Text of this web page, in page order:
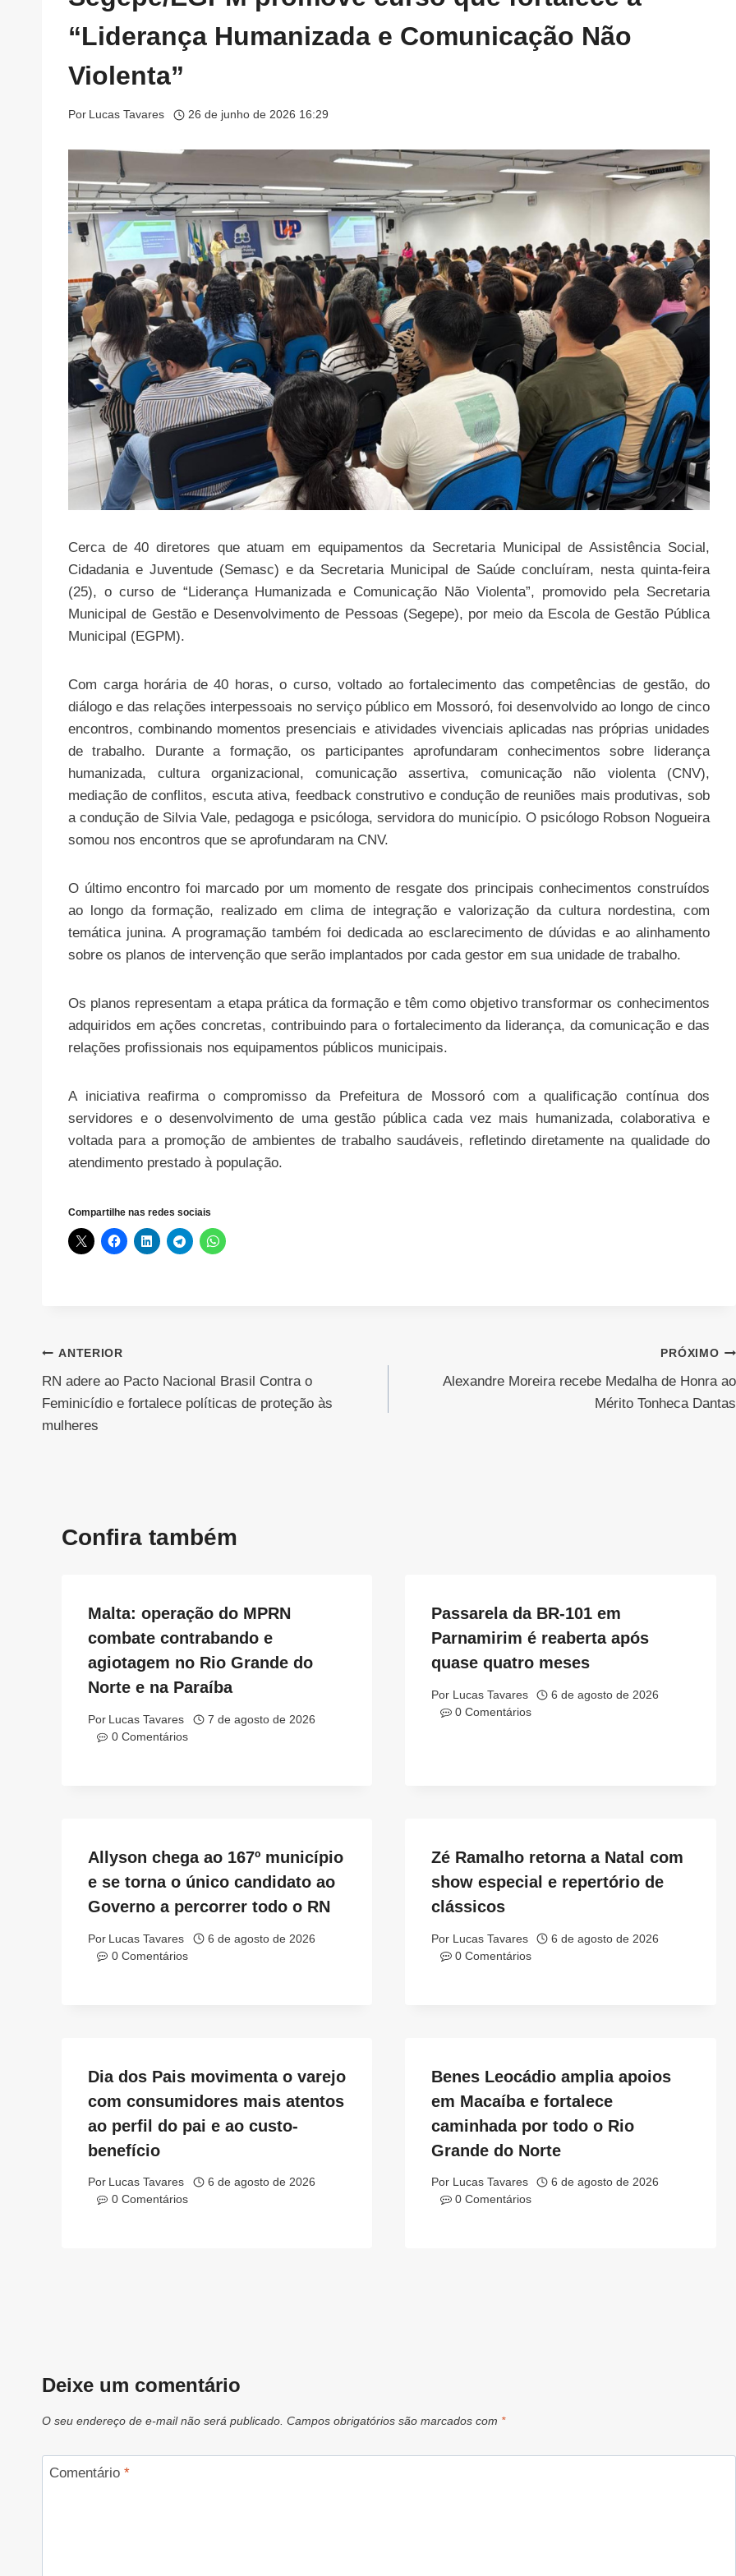
“Liderança Humanizada e Comunicação Não
Violenta”
Por Lucas Tavares 26 de junho de 2026 16:29
Cerca de 40 diretores que atuam em equipamentos da Secretaria Municipal de Assistência Social,
Cidadania e Juventude (Semasc) e da Secretaria Municipal de Saúde concluíram, nesta quinta-feira
(25), o curso de “Liderança Humanizada e Comunicação Não Violenta”, promovido pela Secretaria
Municipal de Gestão e Desenvolvimento de Pessoas (Segepe), por meio da Escola de Gestão Pública
Municipal (EGPM).
Com carga horária de 40 horas, o curso, voltado ao fortalecimento das competências de gestão, do
diálogo e das relações interpessoais no serviço público em Mossoró, foi desenvolvido ao longo de cinco
encontros, combinando momentos presenciais e atividades vivenciais aplicadas nas próprias unidades
de trabalho. Durante a formação, os participantes aprofundaram conhecimentos sobre liderança
humanizada, cultura organizacional, comunicação assertiva, comunicação não violenta (CNV),
mediação de conflitos, escuta ativa, feedback construtivo e condução de reuniões mais produtivas, sob
a condução de Silvia Vale, pedagoga e psicóloga, servidora do município. O psicólogo Robson Nogueira
somou nos encontros que se aprofundaram na CNV.
O último encontro foi marcado por um momento de resgate dos principais conhecimentos construídos
ao longo da formação, realizado em clima de integração e valorização da cultura nordestina, com
temática junina. A programação também foi dedicada ao esclarecimento de dúvidas e ao alinhamento
sobre os planos de intervenção que serão implantados por cada gestor em sua unidade de trabalho.
Os planos representam a etapa prática da formação e têm como objetivo transformar os conhecimentos
adquiridos em ações concretas, contribuindo para o fortalecimento da liderança, da comunicação e das
relações profissionais nos equipamentos públicos municipais.
A iniciativa reafirma o compromisso da Prefeitura de Mossoró com a qualificação contínua dos
servidores e o desenvolvimento de uma gestão pública cada vez mais humanizada, colaborativa e
voltada para a promoção de ambientes de trabalho saudáveis, refletindo diretamente na qualidade do
atendimento prestado à população.
Compartilhe nas redes sociais
Navegação
de
Post
ANTERIOR
RN adere ao Pacto Nacional Brasil Contra o
Feminicídio e fortalece políticas de proteção às
mulheres
PRÓXIMO
Alexandre Moreira recebe Medalha de Honra ao
Mérito Tonheca Dantas
Confira também
Malta: operação do MPRN
combate contrabando e
agiotagem no Rio Grande do
Norte e na Paraíba
Por Lucas Tavares
7 de agosto de 2026
0 Comentários
Passarela da BR-101 em
Parnamirim é reaberta após
quase quatro meses
Por Lucas Tavares
6 de agosto de 2026
0 Comentários
Allyson chega ao 167º município
e se torna o único candidato ao
Governo a percorrer todo o RN
Por Lucas Tavares
6 de agosto de 2026
0 Comentários
Zé Ramalho retorna a Natal com
show especial e repertório de
clássicos
Por Lucas Tavares
6 de agosto de 2026
0 Comentários
Dia dos Pais movimenta o varejo
com consumidores mais atentos
ao perfil do pai e ao custo-
benefício
Por Lucas Tavares
6 de agosto de 2026
0 Comentários
Benes Leocádio amplia apoios
em Macaíba e fortalece
caminhada por todo o Rio
Grande do Norte
Por Lucas Tavares
6 de agosto de 2026
0 Comentários
Deixe um comentário
O seu endereço de e-mail não será publicado. Campos obrigatórios são marcados com *
Comentário *